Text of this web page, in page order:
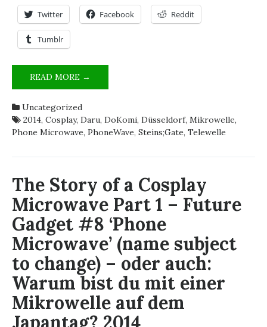
Twitter Facebook Reddit
Tumblr
READ MORE →
STORY
COSPLAY
MICROWAVE
FUTURE
GADGET
#008
‘PHONE
MICROWAVE’
(NAME
SUBJECT
TO
CHANGE)
ODER
Uncategorized
2014, Cosplay, Daru, DoKomi, Düsseldorf, Mikrowelle,
Phone Microwave, PhoneWave, Steins;Gate, Telewelle
The Story of a Cosplay
Microwave Part 1 – Future
Gadget #8 ‘Phone
Microwave’ (name subject
to change) – oder auch:
Warum bist du mit einer
Mikrowelle auf dem
Japantag? 2014